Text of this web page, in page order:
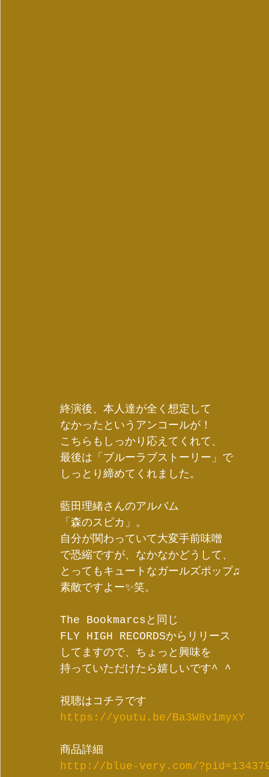
終演後、本人達が全く想定して
なかったというアンコールが！
こちらもしっかり応えてくれて、
最後は「ブルーラブストーリー」で
しっとり締めてくれました。
藍田理緒さんのアルバム
「森のスピカ」。
自分が関わっていて大変手前味噌
で恐縮ですが、なかなかどうして、
とってもキュートなガールズポップ♫
素敵ですよー✨笑。
The Bookmarcsと同じ
FLY HIGH RECORDSからリリース
してますので、ちょっと興味を
持っていただけたら嬉しいです^ ^
視聴はコチラです
https://youtu.be/Ba3W8v1myxY
商品詳細
http://blue-very.com/